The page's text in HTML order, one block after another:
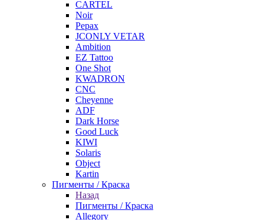
CARTEL
Noir
Pepax
JCONLY VETAR
Ambition
EZ Tattoo
One Shot
KWADRON
CNC
Cheyenne
ADF
Dark Horse
Good Luck
KIWI
Solaris
Object
Kartin
Пигменты / Краска
Назад
Пигменты / Краска
Allegory